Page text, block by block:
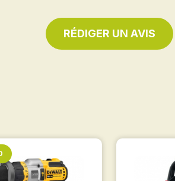
RÉDIGER UN AVIS